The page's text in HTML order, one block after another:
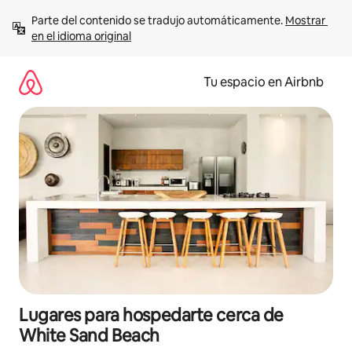
contenido
Parte del contenido se tradujo automáticamente. Mostrar
en el idioma original
Tu espacio en Airbnb
Lugares para hospedarte cerca de
White Sand Beach